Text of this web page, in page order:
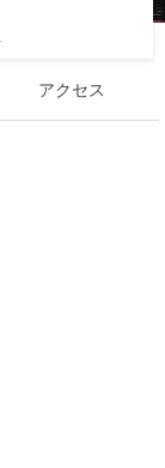
アクセス